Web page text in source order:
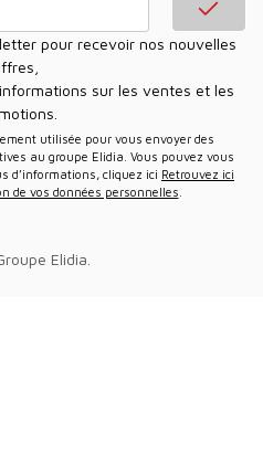
sur les ventes et les
au groupe Elidia. Vous pouvez vous
d’informations, cliquez ici Retrouvez ici
de vos données personnelles
Elidia